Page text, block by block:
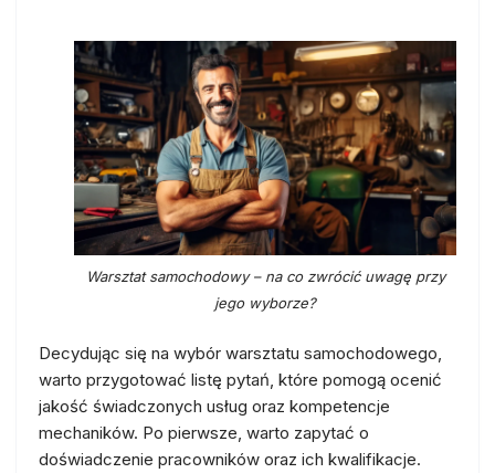
Warsztat samochodowy – na co zwrócić uwagę przy
jego wyborze?
Decydując się na wybór warsztatu samochodowego,
warto przygotować listę pytań, które pomogą ocenić
jakość świadczonych usług oraz kompetencje
mechaników. Po pierwsze, warto zapytać o
doświadczenie pracowników oraz ich kwalifikacje.